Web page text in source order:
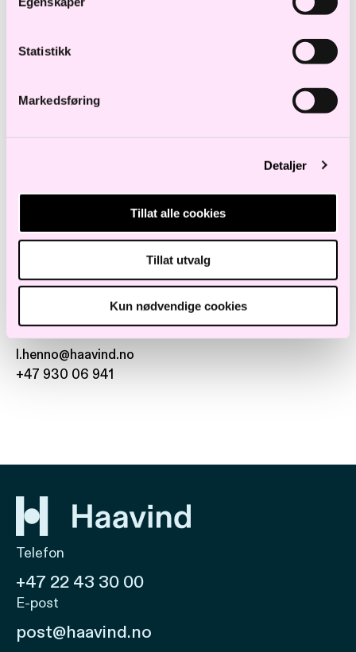
Statistikk
Markedsføring
Detaljer
Tillat alle cookies
Tillat utvalg
Kun nødvendige cookies
Lene Kristin Hennø
Specialist Counsel
l.henno@haavind.no
+47 930 06 941
Telefon
+47 22 43 30 00
E-post
post@haavind.no